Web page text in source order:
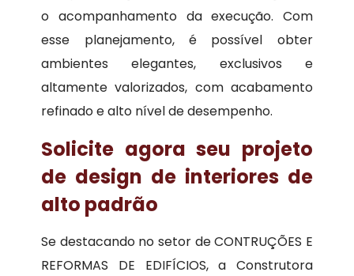
o acompanhamento da execução. Com
esse planejamento, é possível obter
ambientes elegantes, exclusivos e
altamente valorizados, com acabamento
refinado e alto nível de desempenho.
Solicite agora seu projeto
de design de interiores de
alto padrão
Se destacando no setor de CONTRUÇÕES E
REFORMAS DE EDIFÍCIOS, a Construtora